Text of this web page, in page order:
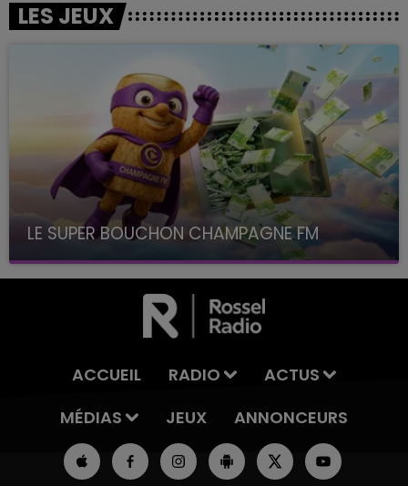
LES JEUX
LE SUPER BOUCHON CHAMPAGNE FM
avec La Famille Champagne FM, à 8H10
ACCUEIL RADIO
ACTUS
MÉDIAS
JEUX ANNONCEURS